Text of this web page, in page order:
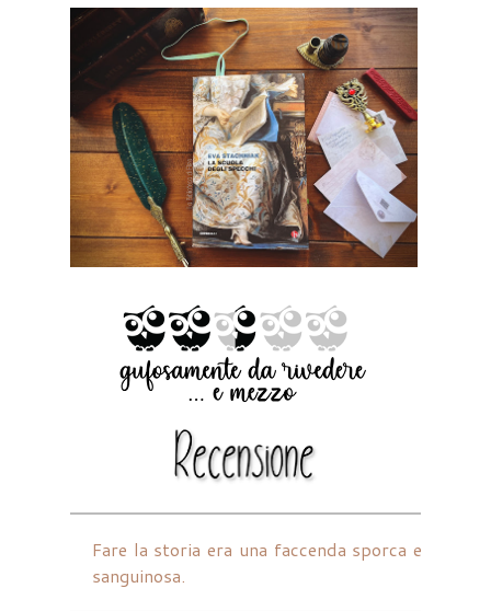
Fare la storia era una faccenda sporca e
sanguinosa.